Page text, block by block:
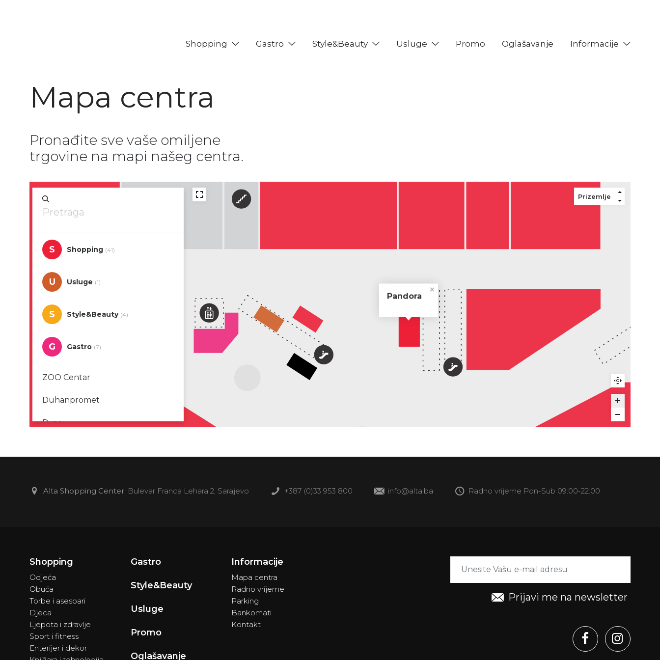
Shopping Gastro Style&Beauty Usluge Promo Oglašavanje Informacije
Mapa centra
Pronađite sve vaše omiljene
trgovine na mapi našeg centra.
Pandora
S Shopping (41)
U Usluge (1)
S Style&Beauty (4)
G Gastro (7)
ZOO Centar
Duhanpromet
Dvor
Bingo
Marcaffe
City Time
New Yorker
Zlatarna Dar
Deichmann
Alta Shopping Center, Bulevar Franca Lehara 2, Sarajevo +387 (0)33 953 800 info@alta.ba Radno vrijeme Pon-Sub 09:00-22:00
Prijavi me na newsletter
Shopping
Odjeća
Obuća
Torbe i asesoari
Djeca
Ljepota i zdravlje
Sport i fitness
Enterijer i dekor
Gastro
Style&Beauty
Usluge
Promo
Oglašavanje
Informacije
Mapa centra
Radno vrijeme
Parking
Bankomati
Kontakt